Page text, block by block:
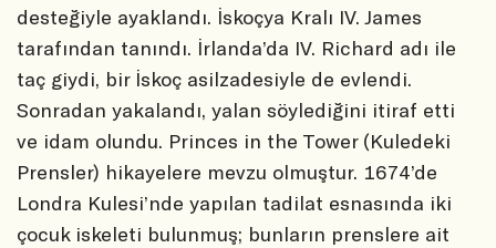
desteğiyle ayaklandı. İskoçya Kralı IV. James
tarafından tanındı. İrlanda’da IV. Richard adı ile
taç giydi, bir İskoç asilzadesiyle de evlendi.
Sonradan yakalandı, yalan söylediğini itiraf etti
ve idam olundu. Princes in the Tower (Kuledeki
Prensler) hikayelere mevzu olmuştur. 1674’de
Londra Kulesi’nde yapılan tadilat esnasında iki
çocuk iskeleti bulunmuş; bunların prenslere ait